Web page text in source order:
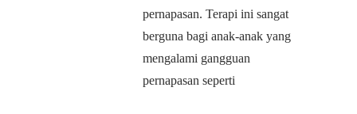
pernapasan. Terapi ini sangat
berguna bagi anak-anak yang
mengalami gangguan
pernapasan seperti